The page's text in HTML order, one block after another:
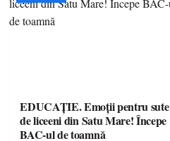
EDUCAȚIE. Emoții pentru sute
de liceeni din Satu Mare! Începe
BAC-ul de toamnă